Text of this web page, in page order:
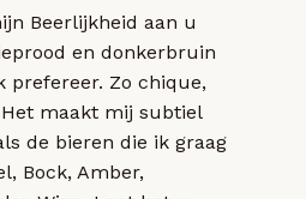
Beerlijkheid aan u
en donkerbruin
prefereer. Zo chique,
maakt mij subtiel
de bieren die ik graag
Bock, Amber,